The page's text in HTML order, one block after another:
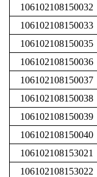
106102108150032
106102108150033
106102108150035
106102108150036
106102108150037
106102108150038
106102108150039
106102108150040
106102108153021
106102108153022